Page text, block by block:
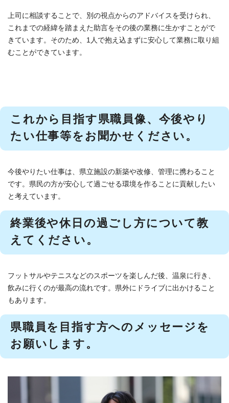
上司に相談することで、別の視点からのアドバイスを受けられ、
これまでの経緯を踏まえた助言をその後の業務に生かすことがで
きています。そのため、1人で抱え込まずに安心して業務に取り組
むことができています。
これから目指す県職員像、今後やり
たい仕事等をお聞かせください。
今後やりたい仕事は、県立施設の新築や改修、管理に携わること
です。県民の方が安心して過ごせる環境を作ることに貢献したい
と考えています。
終業後や休日の過ごし方について教
えてください。
フットサルやテニスなどのスポーツを楽しんだ後、温泉に行き、
飲みに行くのが最高の流れです。県外にドライブに出かけること
もあります。
県職員を目指す方へのメッセージを
お願いします。